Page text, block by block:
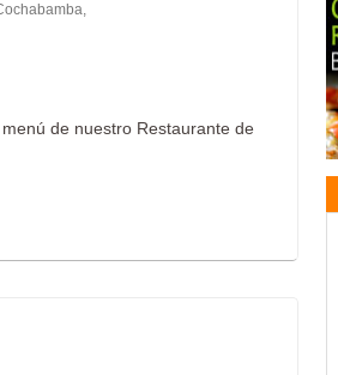
de nuestro Restaurante de